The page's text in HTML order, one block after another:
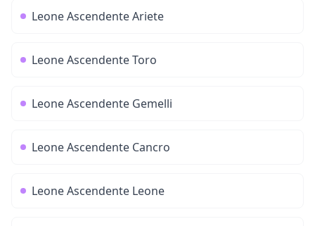
LeoneAscendenteAriete
LeoneAscendenteToro
LeoneAscendente Gemelli
LeoneAscendente Cancro
LeoneAscendente Leone